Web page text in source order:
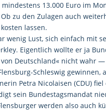
13.000 Euro im
zu den Zulagen auch
lassen.
wenig Lust, sich einfach mit
Eigentlich wollte er ja
Deutschland« nicht wahr
Schleswig gewinnen,
Petra Nicolaisen (CDU)
sein Bundestagsmandat
werden also auch